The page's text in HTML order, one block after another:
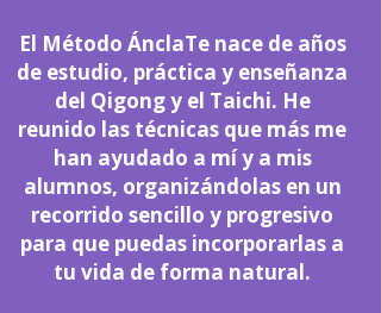
El Método ÁnclaTe nace de años
de estudio, práctica y enseñanza
del Qigong y el Taichi. He
reunido las técnicas que más me
han ayudado a mí y a mis
alumnos, organizándolas en un
recorrido sencillo y progresivo
para que puedas incorporarlas a
tu vida de forma natural.